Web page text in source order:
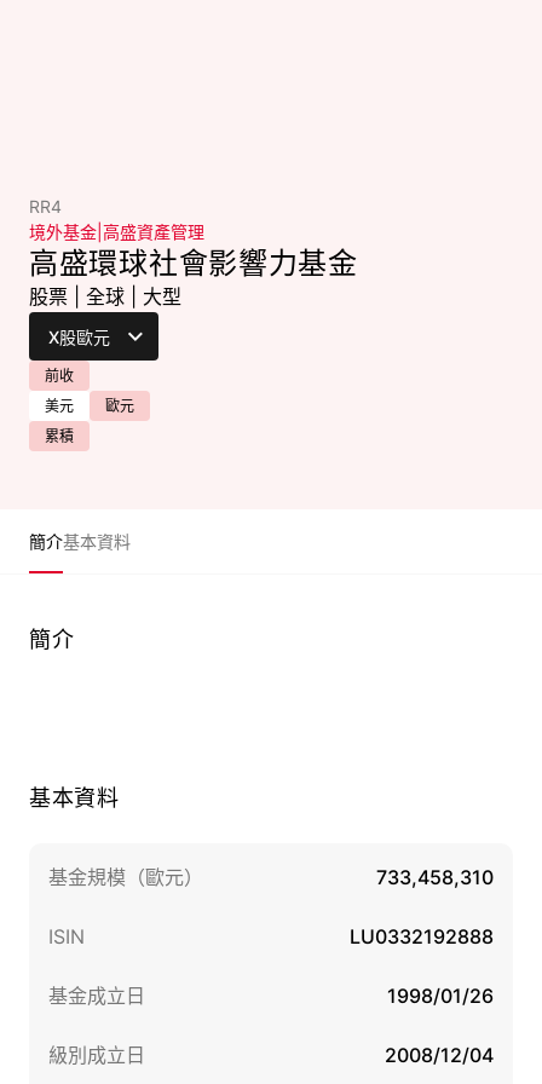
RR4
境外基金 高盛資產管理
高盛環球社會影響力基金
股票 全球 大型
前收
美元
歐元
累積
簡介基本資料
簡介
基本資料
基金規模（歐元） 733,458,310
ISIN LU0332192888
基金成立日 1998/01/26
級別成立日 2008/12/04